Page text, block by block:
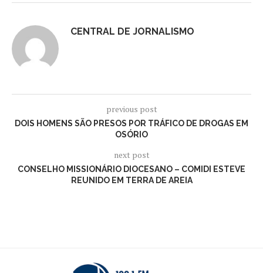
CENTRAL DE JORNALISMO
previous post
DOIS HOMENS SÃO PRESOS POR TRÁFICO DE DROGAS EM
OSÓRIO
next post
CONSELHO MISSIONÁRIO DIOCESANO – COMIDI ESTEVE
REUNIDO EM TERRA DE AREIA